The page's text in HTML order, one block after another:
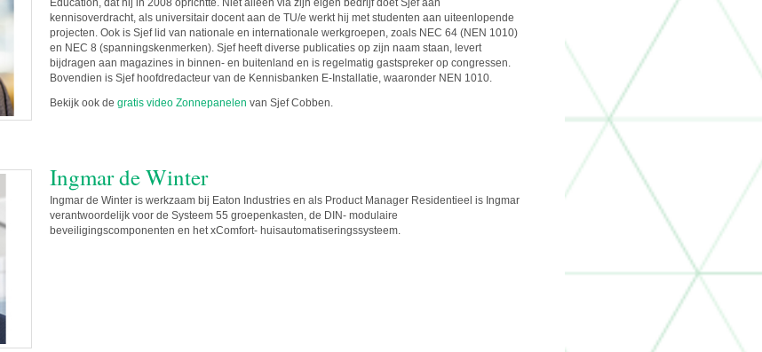
kennisoverdracht, als universitair docent aan de TU/e werkt hij met studenten aan uiteenlopende
projecten. Ook is Sjef lid van nationale en internationale werkgroepen, zoals NEC 64 (NEN 1010)
en NEC 8 (spanningskenmerken). Sjef heeft diverse publicaties op zijn naam staan, levert
bijdragen aan magazines in binnen- en buitenland en is regelmatig gastspreker op congressen.
Bovendien is Sjef hoofdredacteur van de Kennisbanken E-Installatie, waaronder NEN 1010.
Bekijk ook de gratis video Zonnepanelen van Sjef Cobben.
Ingmar de Winter
Ingmar de Winter is werkzaam bij Eaton Industries en als Product Manager Residentieel is Ingmar
verantwoordelijk voor de Systeem 55 groepenkasten, de DIN- modulaire
beveiligingscomponenten en het xComfort- huisautomatiseringssysteem.